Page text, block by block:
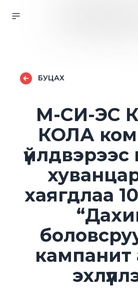
БУЦАХ
М-СИ-ЭС
КОЛА
үйлдвэрээс
хаягдлаа